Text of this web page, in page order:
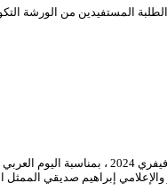
المستفيدين من الورشة
احتضن المسرح الوطني
إبراهيم صديقي الممثل